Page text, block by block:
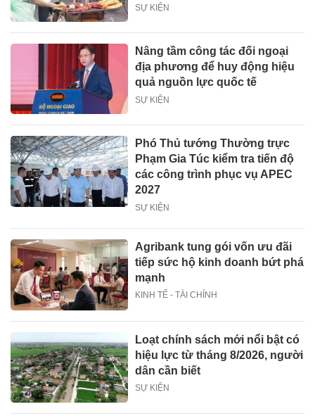
SỰ KIỆN
Nâng tầm công tác đối ngoại
địa phương để huy động hiệu
quả nguồn lực quốc tế
SỰ KIỆN
Phó Thủ tướng Thường trực
Phạm Gia Túc kiểm tra tiến độ
các công trình phục vụ APEC
2027
SỰ KIỆN
Agribank tung gói vốn ưu đãi
tiếp sức hộ kinh doanh bứt phá
mạnh
KINH TẾ - TÀI CHÍNH
Loạt chính sách mới nổi bật có
hiệu lực từ tháng 8/2026, người
dân cần biết
SỰ KIỆN